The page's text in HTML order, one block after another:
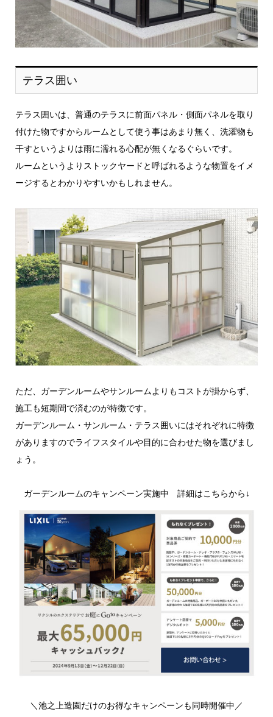
テラス囲い
テラス囲いは、普通のテラスに前面パネル・側面パネルを取り
付けた物ですからルームとして使う事はあまり無く、洗濯物も
干すというよりは雨に濡れる心配が無くなるぐらいです。
ルームというよりストックヤードと呼ばれるような物置をイメ
ージするとわかりやすいかもしれません。
ただ、ガーデンルームやサンルームよりもコストが掛からず、
施工も短期間で済むのが特徴です。
ガーデンルーム・サンルーム・テラス囲いにはそれぞれに特徴
がありますのでライフスタイルや目的に合わせた物を選びまし
ょう。
ガーデンルームのキャンペーン実施中 詳細はこちらから↓
＼池之上造園だけのお得なキャンペーンも同時開催中／